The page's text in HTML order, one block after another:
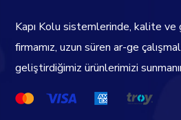
Kapı Kolu sistemlerinde, kalite
firmamız, uzun süren ar-ge
geliştirdiğimiz ürünlerimizi